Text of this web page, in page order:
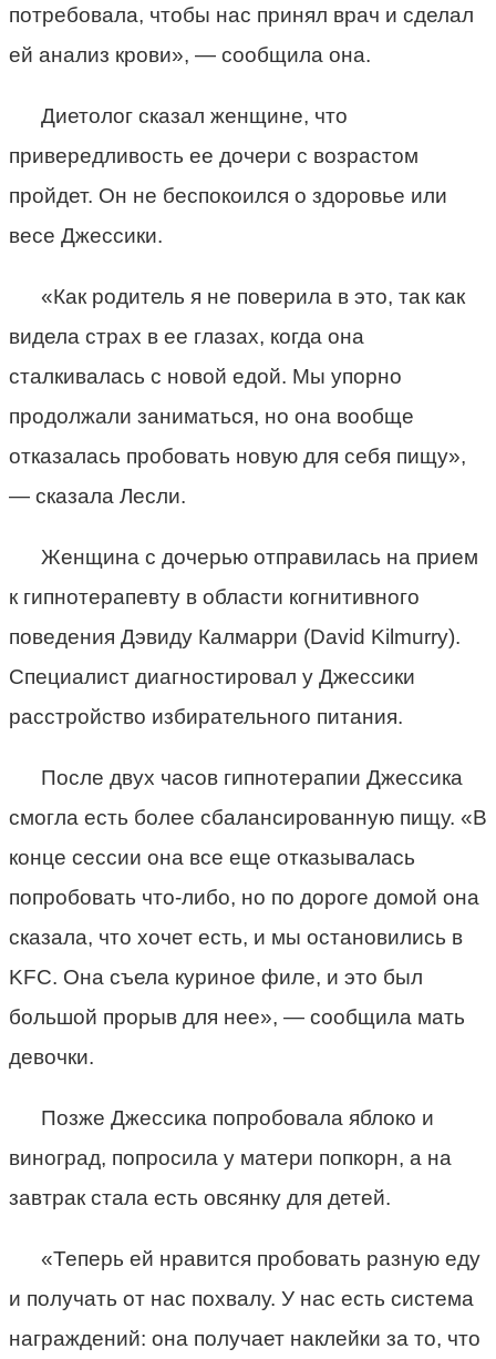
потребовала, чтобы нас принял врач и сделал
ей анализ крови», — сообщила она.
Диетолог сказал женщине, что
привередливость ее дочери с возрастом
пройдет. Он не беспокоился о здоровье или
весе Джессики.
«Как родитель я не поверила в это, так как
видела страх в ее глазах, когда она
сталкивалась с новой едой. Мы упорно
продолжали заниматься, но она вообще
отказалась пробовать новую для себя пищу»,
— сказала Лесли.
Женщина с дочерью отправилась на прием
к гипнотерапевту в области когнитивного
поведения Дэвиду Калмарри (David Kilmurry).
Специалист диагностировал у Джессики
расстройство избирательного питания.
После двух часов гипнотерапии Джессика
смогла есть более сбалансированную пищу. «В
конце сессии она все еще отказывалась
попробовать что-либо, но по дороге домой она
сказала, что хочет есть, и мы остановились в
KFC. Она съела куриное филе, и это был
большой прорыв для нее», — сообщила мать
девочки.
Позже Джессика попробовала яблоко и
виноград, попросила у матери попкорн, а на
завтрак стала есть овсянку для детей.
«Теперь ей нравится пробовать разную еду
и получать от нас похвалу. У нас есть система
награждений: она получает наклейки за то, что